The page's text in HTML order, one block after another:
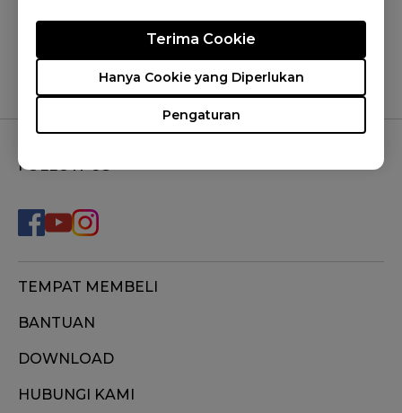
Pengaturan
Hanya Cookie yang Diperlukan
Terima Cookie
FOLLOW US
TEMPAT MEMBELI
BANTUAN
DOWNLOAD
HUBUNGI KAMI